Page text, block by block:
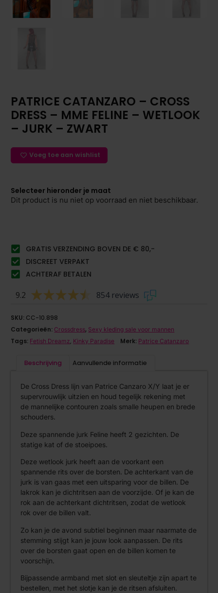
PATRICE CATANZARO – CROSS
DRESS – MME FELINE – WETLOOK
– JURK – ZWART
Voeg toe aan wishlist
Selecteer hieronder je maat
Dit product is nu niet op voorraad en niet beschikbaar.
GRATIS VERZENDING BOVEN DE € 80,-
DISCREET VERPAKT
ACHTERAF BETALEN
9.2 854 reviews
SKU: CC-10.898
Categorieën: Crossdress, Sexy kleding sale voor mannen
Tags: Fetish Dreamz, Kinky Paradise Merk: Patrice Catanzaro
Beschrijving Aanvullende informatie
De Cross Dress lijn van Patrice Canzaro X/Y laat je er
supervrouwlijk uitzien en houd tegelijk rekening met
de mannelijke contouren zoals smalle heupen en brede
schouders.
Deze spannende jurk Feline heeft 2 gezichten. De
statige kat of de stoeipoes.
Deze wetlook jurk heeft aan de voorkant een
spannende rits over de borsten. De achterkant van de
jurk is van gaas met een uitsparing voor de billen. De
lakrok kan je dichtritsen aan de voorzijde. Of je kan de
rok aan de achterkant dichtritsen, zodat de wetlook
rok over de billen valt.
Zo kan je de avond subtiel beginnen maar naarmate de
stemming stijgt kan je jouw look aanpassen. De rits
over de borsten gaat open en de billen komen te
voorschijn.
Bijpassende armband met slot en sleuteltje zijn apart te
bestellen, met het slotje kan je de ritsen afsluiten.